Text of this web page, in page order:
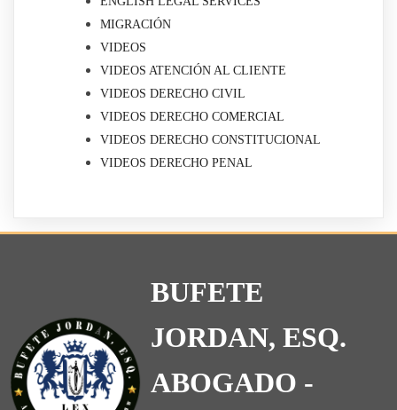
MIGRACIÓN
VIDEOS
VIDEOS ATENCIÓN AL CLIENTE
VIDEOS DERECHO CIVIL
VIDEOS DERECHO COMERCIAL
VIDEOS DERECHO CONSTITUCIONAL
VIDEOS DERECHO PENAL
BUFETE
JORDAN, ESQ.
ABOGADO -